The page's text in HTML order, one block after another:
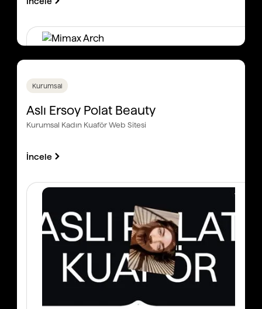
Kurumsal
Aslı Ersoy Polat Beauty
Kurumsal Kadın Kuaför Web Sitesi
İncele